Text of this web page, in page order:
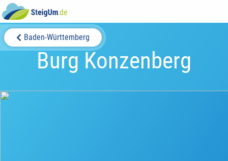
Baden-Württemberg
Burg Konzenberg